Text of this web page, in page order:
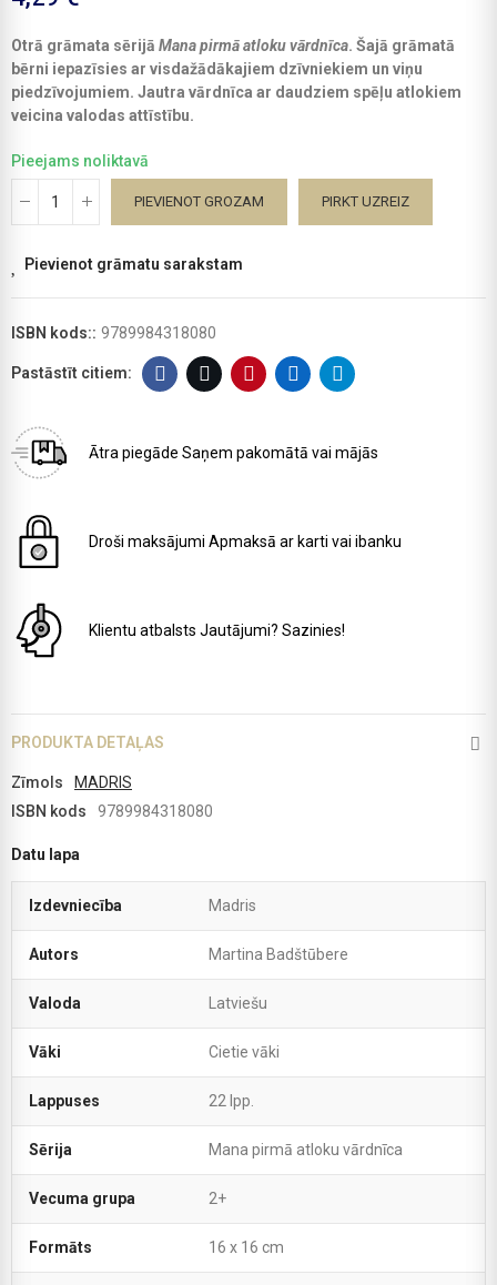
Otrā grāmata sērijā Mana pirmā atloku vārdnīca. Šajā grāmatā
bērni iepazīsies ar visdažādākajiem dzīvniekiem un viņu
piedzīvojumiem. Jautra vārdnīca ar daudziem spēļu atlokiem
veicina valodas attīstību.
Pieejams noliktavā
PIEVIENOT GROZAM PIRKT UZREIZ
Pievienot grāmatu sarakstam
ISBN kods:: 9789984318080
Ātra piegāde Saņem pakomātā vai mājās
Droši maksājumi Apmaksā ar karti vai ibanku
Klientu atbalsts Jautājumi? Sazinies!
PRODUKTA DETAĻAS
Zīmols
MADRIS
ISBN kods
9789984318080
Datu lapa
Izdevniecība Madris
Autors Martina Badštūbere
Valoda Latviešu
Vāki Cietie vāki
Lappuses 22 lpp.
Sērija Mana pirmā atloku vārdnīca
Vecuma grupa 2+
Formāts 16 x 16 cm